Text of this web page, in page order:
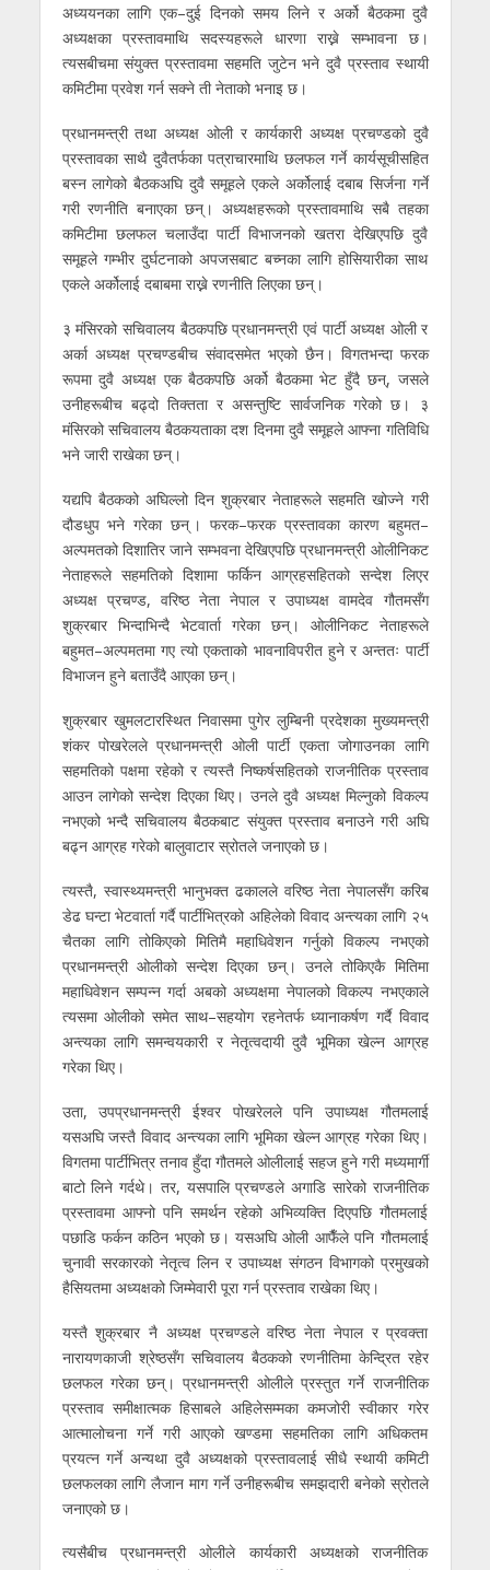
अध्ययनका लागि एक–दुई दिनको समय लिने र अर्को बैठकमा दुवै
अध्यक्षका प्रस्तावमाथि सदस्यहरूले धारणा राख्ने सम्भावना छ।
त्यसबीचमा संयुक्त प्रस्तावमा सहमति जुटेन भने दुवै प्रस्ताव स्थायी
कमिटीमा प्रवेश गर्न सक्ने ती नेताको भनाइ छ।
प्रधानमन्त्री तथा अध्यक्ष ओली र कार्यकारी अध्यक्ष प्रचण्डको दुवै
प्रस्तावका साथै दुवैतर्फका पत्राचारमाथि छलफल गर्ने कार्यसूचीसहित
बस्न लागेको बैठकअघि दुवै समूहले एकले अर्कोलाई दबाब सिर्जना गर्ने
गरी रणनीति बनाएका छन्। अध्यक्षहरूको प्रस्तावमाथि सबै तहका
कमिटीमा छलफल चलाउँदा पार्टी विभाजनको खतरा देखिएपछि दुवै
समूहले गम्भीर दुर्घटनाको अपजसबाट बच्नका लागि होसियारीका साथ
एकले अर्कोलाई दबाबमा राख्ने रणनीति लिएका छन्।
३ मंसिरको सचिवालय बैठकपछि प्रधानमन्त्री एवं पार्टी अध्यक्ष ओली र
अर्का अध्यक्ष प्रचण्डबीच संवादसमेत भएको छैन। विगतभन्दा फरक
रूपमा दुवै अध्यक्ष एक बैठकपछि अर्को बैठकमा भेट हुँदै छन्, जसले
उनीहरूबीच बढ्दो तिक्तता र असन्तुष्टि सार्वजनिक गरेको छ। ३
मंसिरको सचिवालय बैठकयताका दश दिनमा दुवै समूहले आफ्ना गतिविधि
भने जारी राखेका छन्।
यद्यपि बैठकको अघिल्लो दिन शुक्रबार नेताहरूले सहमति खोज्ने गरी
दौडधुप भने गरेका छन् । फरक–फरक प्रस्तावका कारण बहुमत–
अल्पमतको दिशातिर जाने सम्भवना देखिएपछि प्रधानमन्त्री ओलीनिकट
नेताहरूले सहमतिको दिशामा फर्किन आग्रहसहितको सन्देश लिएर
अध्यक्ष प्रचण्ड, वरिष्ठ नेता नेपाल र उपाध्यक्ष वामदेव गौतमसँग
शुक्रबार भिन्दाभिन्दै भेटवार्ता गरेका छन्। ओलीनिकट नेताहरूले
बहुमत–अल्पमतमा गए त्यो एकताको भावनाविपरीत हुने र अन्ततः पार्टी
विभाजन हुने बताउँदै आएका छन्।
शुक्रबार खुमलटारस्थित निवासमा पुगेर लुम्बिनी प्रदेशका मुख्यमन्त्री
शंकर पोखरेलले प्रधानमन्त्री ओली पार्टी एकता जोगाउनका लागि
सहमतिको पक्षमा रहेको र त्यस्तै निष्कर्षसहितको राजनीतिक प्रस्ताव
आउन लागेको सन्देश दिएका थिए। उनले दुवै अध्यक्ष मिल्नुको विकल्प
नभएको भन्दै सचिवालय बैठकबाट संयुक्त प्रस्ताव बनाउने गरी अघि
बढ्न आग्रह गरेको बालुवाटार स्रोतले जनाएको छ।
त्यस्तै, स्वास्थ्यमन्त्री भानुभक्त ढकालले वरिष्ठ नेता नेपालसँग करिब
डेढ घन्टा भेटवार्ता गर्दै पार्टीभित्रको अहिलेको विवाद अन्त्यका लागि २५
चैतका लागि तोकिएको मितिमै महाधिवेशन गर्नुको विकल्प नभएको
प्रधानमन्त्री ओलीको सन्देश दिएका छन्। उनले तोकिएकै मितिमा
महाधिवेशन सम्पन्न गर्दा अबको अध्यक्षमा नेपालको विकल्प नभएकाले
त्यसमा ओलीको समेत साथ–सहयोग रहनेतर्फ ध्यानाकर्षण गर्दै विवाद
अन्त्यका लागि समन्वयकारी र नेतृत्वदायी दुवै भूमिका खेल्न आग्रह
गरेका थिए।
उता, उपप्रधानमन्त्री ईश्वर पोखरेलले पनि उपाध्यक्ष गौतमलाई
यसअघि जस्तै विवाद अन्त्यका लागि भूमिका खेल्न आग्रह गरेका थिए।
विगतमा पार्टीभित्र तनाव हुँदा गौतमले ओलीलाई सहज हुने गरी मध्यमार्गी
बाटो लिने गर्दथे। तर, यसपालि प्रचण्डले अगाडि सारेको राजनीतिक
प्रस्तावमा आफ्नो पनि समर्थन रहेको अभिव्यक्ति दिएपछि गौतमलाई
पछाडि फर्कन कठिन भएको छ। यसअघि ओली आफैँले पनि गौतमलाई
चुनावी सरकारको नेतृत्व लिन र उपाध्यक्ष संगठन विभागको प्रमुखको
हैसियतमा अध्यक्षको जिम्मेवारी पूरा गर्न प्रस्ताव राखेका थिए।
यस्तै शुक्रबार नै अध्यक्ष प्रचण्डले वरिष्ठ नेता नेपाल र प्रवक्ता
नारायणकाजी श्रेष्ठसँग सचिवालय बैठकको रणनीतिमा केन्द्रित रहेर
छलफल गरेका छन्। प्रधानमन्त्री ओलीले प्रस्तुत गर्ने राजनीतिक
प्रस्ताव समीक्षात्मक हिसाबले अहिलेसम्मका कमजोरी स्वीकार गरेर
आत्मालोचना गर्ने गरी आएको खण्डमा सहमतिका लागि अधिकतम
प्रयत्न गर्ने अन्यथा दुवै अध्यक्षको प्रस्तावलाई सीधै स्थायी कमिटी
छलफलका लागि लैजान माग गर्ने उनीहरूबीच समझदारी बनेको स्रोतले
जनाएको छ।
त्यसैबीच प्रधानमन्त्री ओलीले कार्यकारी अध्यक्षको राजनीतिक